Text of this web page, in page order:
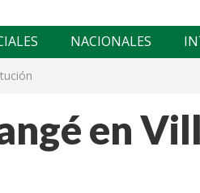
NACIONALES
en